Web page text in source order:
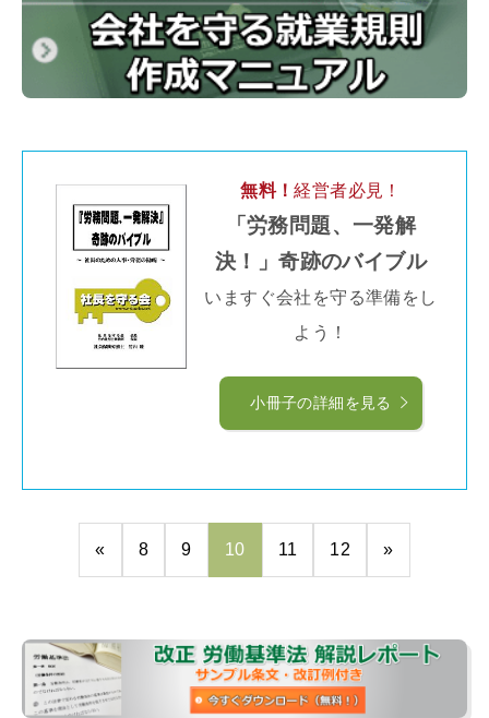
無料！経営者必見！
「労務問題、一発解
決！」奇跡のバイブル
いますぐ会社を守る準備をし
よう！
小冊子の詳細を見る
« 8 9 10 11 12 »